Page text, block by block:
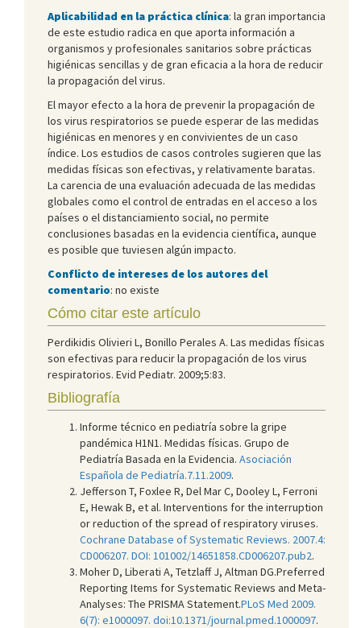
Aplicabilidad en la práctica clínica: la gran importancia
de este estudio radica en que aporta información a
organismos y profesionales sanitarios sobre prácticas
higiénicas sencillas y de gran eficacia a la hora de reducir
la propagación del virus.
El mayor efecto a la hora de prevenir la propagación de
los virus respiratorios se puede esperar de las medidas
higiénicas en menores y en convivientes de un caso
índice. Los estudios de casos controles sugieren que las
medidas físicas son efectivas, y relativamente baratas.
La carencia de una evaluación adecuada de las medidas
globales como el control de entradas en el acceso a los
países o el distanciamiento social, no permite
conclusiones basadas en la evidencia científica, aunque
es posible que tuviesen algún impacto.
Conflicto de intereses de los autores del
comentario: no existe
Cómo citar este artículo
Perdikidis Olivieri L, Bonillo Perales A. Las medidas físicas
son efectivas para reducir la propagación de los virus
respiratorios. Evid Pediatr. 2009;5:83.
Bibliografía
Informe técnico en pediatría sobre la gripe
pandémica H1N1. Medidas físicas. Grupo de
Pediatría Basada en la Evidencia. Asociación
Española de Pediatría.7.11.2009.
Jefferson T, Foxlee R, Del Mar C, Dooley L, Ferroni
E, Hewak B, et al. Interventions for the interruption
or reduction of the spread of respiratory viruses.
Cochrane Database of Systematic Reviews. 2007.4:
CD006207. DOI: 101002/14651858.CD006207.pub2.
Moher D, Liberati A, Tetzlaff J, Altman DG.Preferred
Reporting Items for Systematic Reviews and Meta-
Analyses: The PRISMA Statement.PLoS Med 2009.
6(7): e1000097. doi:10.1371/journal.pmed.1000097.